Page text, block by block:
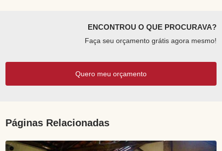
ENCONTROU O QUE PROCURAVA?
Faça seu orçamento grátis agora mesmo!
Quero meu orçamento
Páginas Relacionadas